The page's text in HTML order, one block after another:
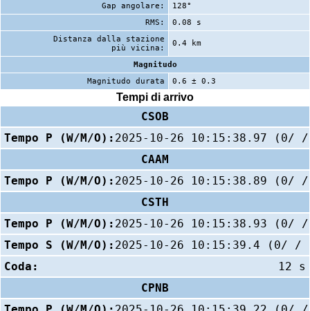
Gap angolare:
128°
RMS:
0.08 s
Distanza dalla stazione
più vicina:
0.4 km
Magnitudo
Magnitudo durata
0.6 ± 0.3
Tempi di arrivo
CSOB
Tempo P (W/M/O): 2025-10-26 10:15:38.97 (0/
CAAM
Tempo P (W/M/O): 2025-10-26 10:15:38.89 (0/
CSTH
Tempo P (W/M/O): 2025-10-26 10:15:38.93 (0/
Tempo S (W/M/O): 2025-10-26 10:15:39.4 (0/ /
Coda:
12 s
CPNB